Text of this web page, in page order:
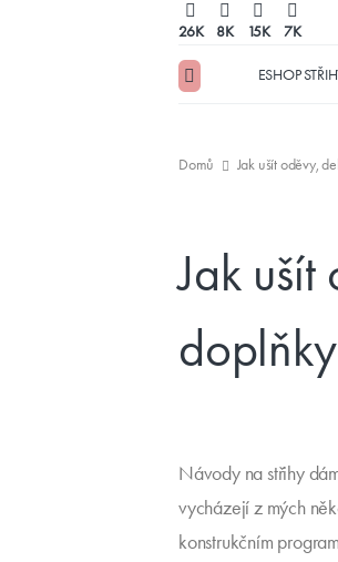
26K 8K 15K 7K
ESHOP
Domů
Jak ušít oděvy,
Jak
doplňky
Návody na střihy
vycházejí z mých
konstrukčním